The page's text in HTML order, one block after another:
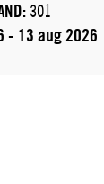
301
- 13 aug 2026